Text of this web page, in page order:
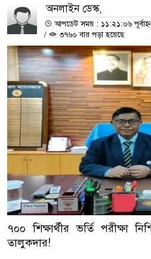
অনলাইন ডেস্ক,
আপডেট সময় : ১১:২১:০৬
/
৩৭৬০ বার পড়া হয়েছে
৭০০ শিক্ষার্থীর ভর্তি পরীক্ষা
তালুকদার!